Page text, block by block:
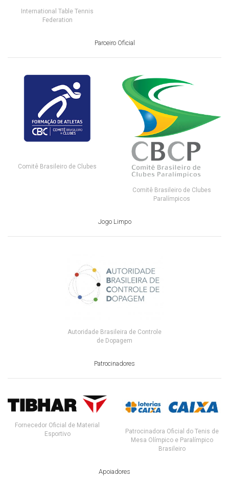
International Table Tennis
Federation
Parceiro Oficial
Comitê Brasileiro de Clubes
Comitê Brasileiro de Clubes
Paralímpicos
Jogo Limpo
Autoridade Brasileira de Controle
de Dopagem
Patrocinadores
Fornecedor Oficial de Material
Esportivo
Patrocinadora Oficial do Tenis de
Mesa Olímpico e Paralímpico
Brasileiro
Apoiadores